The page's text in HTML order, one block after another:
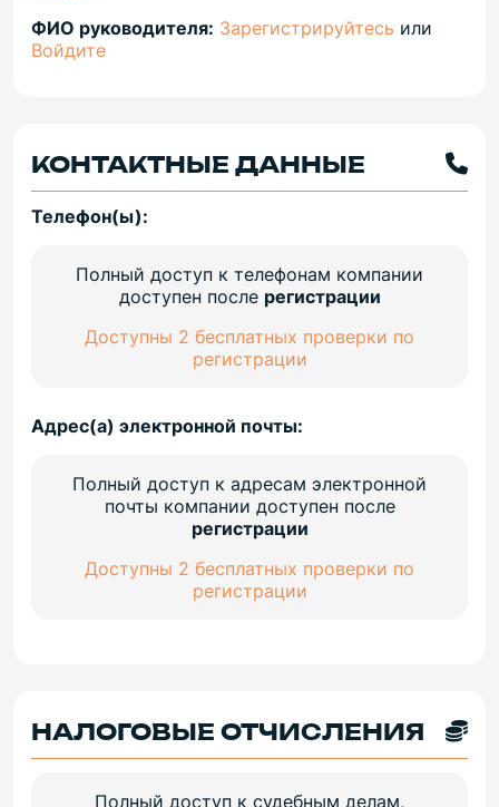
ФИО руководителя: Зарегистрируйтесь или
Войдите
КОНТАКТНЫЕ ДАННЫЕ
Телефон(ы):
Полный доступ к телефонам компании
доступен после регистрации
Доступны 2 бесплатных проверки по
регистрации
Адрес(а) электронной почты:
Полный доступ к адресам электронной
почты компании доступен после
регистрации
Доступны 2 бесплатных проверки по
регистрации
НАЛОГОВЫЕ ОТЧИСЛЕНИЯ
Полный доступ к судебным делам,